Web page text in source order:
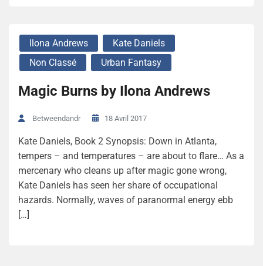
Ilona Andrews
Kate Daniels
Non Classé
Urban Fantasy
Magic Burns by Ilona Andrews
Betweendandr 18 Avril 2017
Kate Daniels, Book 2 Synopsis: Down in Atlanta,
tempers – and temperatures – are about to flare… As a
mercenary who cleans up after magic gone wrong,
Kate Daniels has seen her share of occupational
hazards. Normally, waves of paranormal energy ebb
[…]